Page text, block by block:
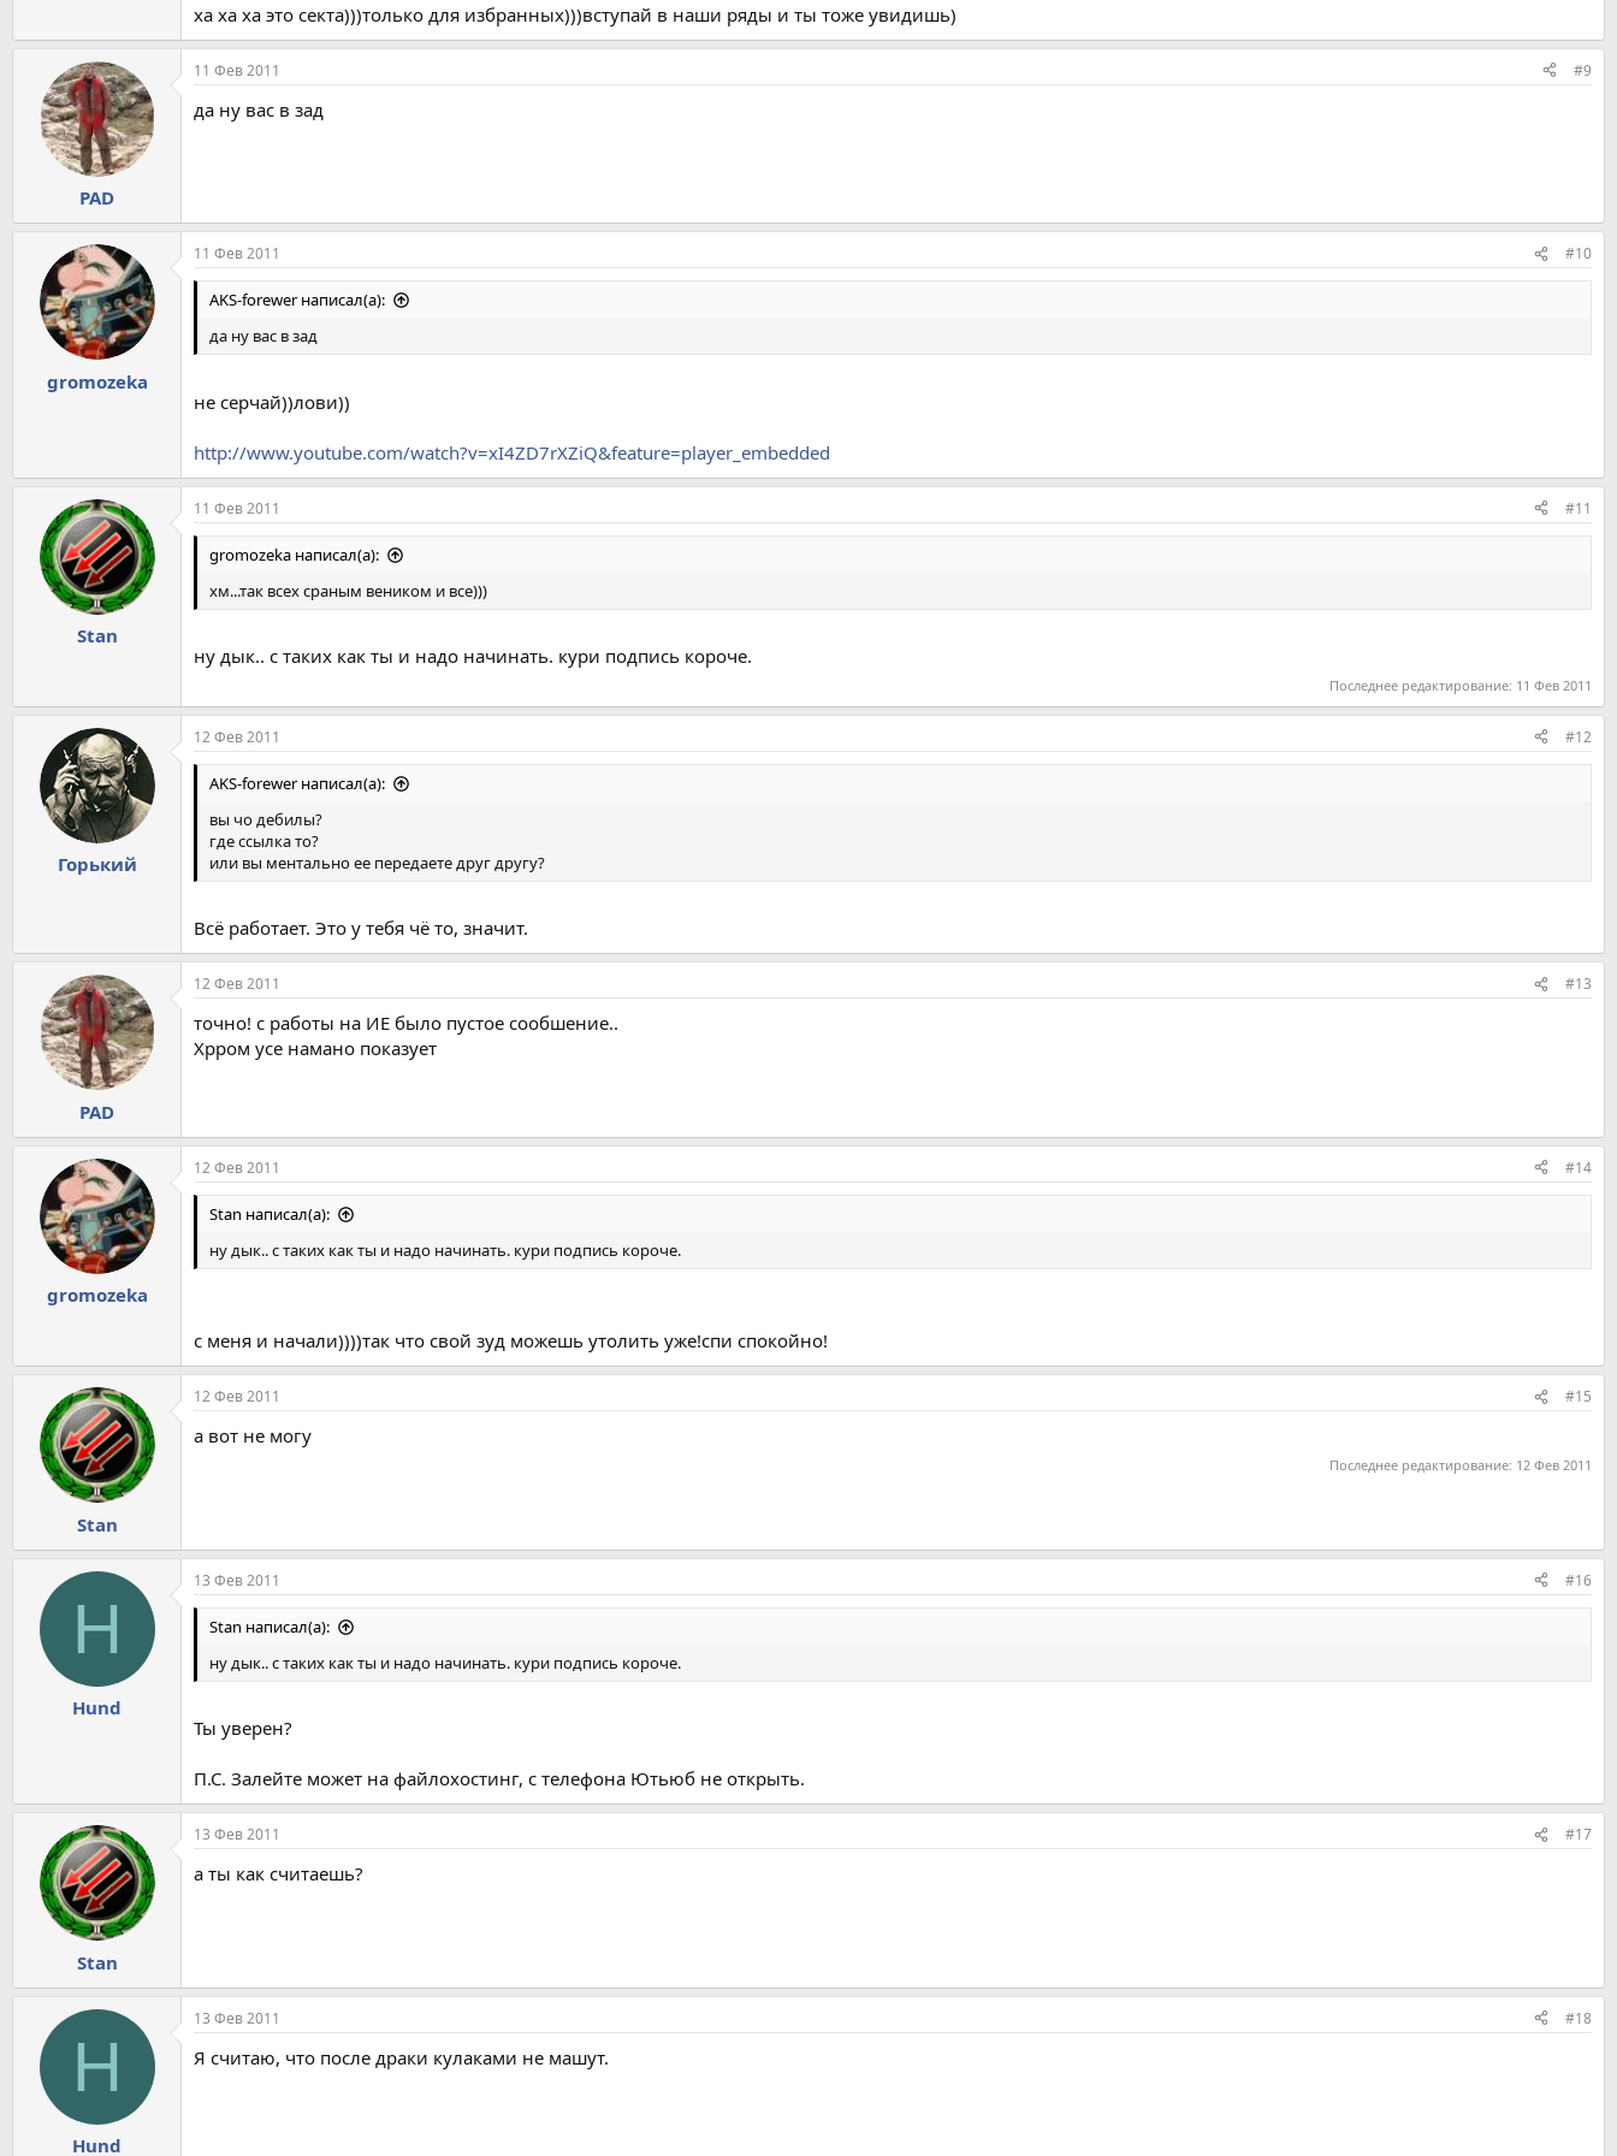
ха ха ха это секта)))только для избранных)))вступай в наши ряды и ты тоже увидишь)
PAD
11 Фев 2011 #9
да ну вас в зад
gromozeka
11 Фев 2011 #10
AKS-forewer написал(а):
да ну вас в зад
не серчай))лови))
http://www.youtube.com/watch?v=xI4ZD7rXZiQ&feature=player_embedded
Stan
11 Фев 2011 #11
gromozeka написал(а):
хм...так всех сраным веником и все)))
ну дык.. с таких как ты и надо начинать. кури подпись короче.
Последнее редактирование: 11 Фев 2011
Горький
12 Фев 2011 #12
AKS-forewer написал(а):
вы чо дебилы?
где ссылка то?
или вы ментально ее передаете друг другу?
Всё работает. Это у тебя чё то, значит.
PAD
12 Фев 2011 #13
точно! с работы на ИЕ было пустое сообшение..
Хрром усе намано показует
gromozeka
12 Фев 2011 #14
Stan написал(а):
ну дык.. с таких как ты и надо начинать. кури подпись короче.
с меня и начали))))так что свой зуд можешь утолить уже!спи спокойно!
Stan
12 Фев 2011 #15
а вот не могу
Последнее редактирование: 12 Фев 2011
H
Hund
13 Фев 2011 #16
Stan написал(а):
ну дык.. с таких как ты и надо начинать. кури подпись короче.
Ты уверен?
П.С. Залейте может на файлохостинг, с телефона Ютьюб не открыть.
Stan
13 Фев 2011 #17
а ты как считаешь?
H
Hund
13 Фев 2011 #18
Я считаю, что после драки кулаками не машут.